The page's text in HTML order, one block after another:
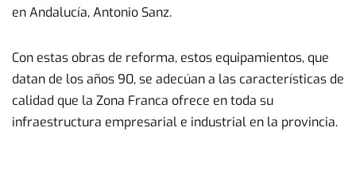
en Andalucía, Antonio Sanz.
Con estas obras de reforma, estos equipamientos, que
datan de los años 90, se adecúan a las características de
calidad que la Zona Franca ofrece en toda su
infraestructura empresarial e industrial en la provincia.